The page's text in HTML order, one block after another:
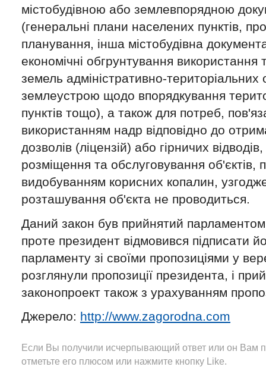
містобудівною або землевпорядною
(генеральні плани населених пунктів,
планування, інша містобудівна
економічні обгрунтування використання
земель адміністративно-
землеустрою щодо впорядкування
пунктів тощо), а також для потреб,
використанням надр відповідно до
дозволів (ліцензій) або гірничих
розміщення та обслуговування об'єктів,
видобуванням корисних копалин,
розташування об'єкта не проводиться.
Даний закон був прийнятий
проте президент відмовився підписати
парламенту зі своїми пропозиціями у
розглянули пропозиції президента, і
законопроект також з урахуванням
Джерело: http://www.zagorodna.com
Если Вы получили исчерпывающий ответ или он Вам
отметьте его плюсом или нажмите кнопку Like.